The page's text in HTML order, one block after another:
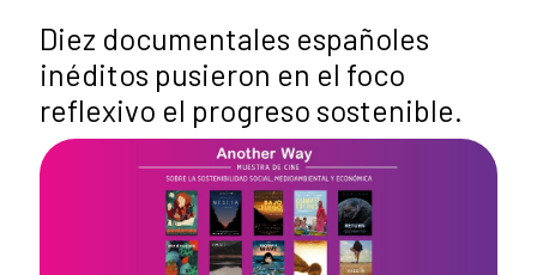
Diez documentales españoles
inéditos pusieron en el foco
reflexivo el progreso sostenible.